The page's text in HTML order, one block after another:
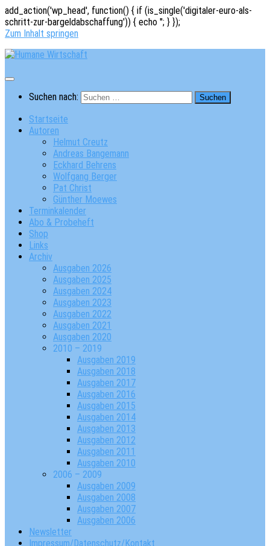
add_action('wp_head', function() { if (is_single('digitaler-euro-als-
schritt-zur-bargeldabschaffung')) { echo ''; } });
Zum Inhalt springen
Suchen nach:
Startseite
Autoren
Helmut Creutz
Andreas Bangemann
Eckhard Behrens
Wolfgang Berger
Pat Christ
Günther Moewes
Terminkalender
Abo & Probeheft
Shop
Links
Archiv
Ausgaben 2026
Ausgaben 2025
Ausgaben 2024
Ausgaben 2023
Ausgaben 2022
Ausgaben 2021
Ausgaben 2020
2010 – 2019
Ausgaben 2019
Ausgaben 2018
Ausgaben 2017
Ausgaben 2016
Ausgaben 2015
Ausgaben 2014
Ausgaben 2013
Ausgaben 2012
Ausgaben 2011
Ausgaben 2010
2006 – 2009
Ausgaben 2009
Ausgaben 2008
Ausgaben 2007
Ausgaben 2006
Newsletter
Impressum/Datenschutz/Kontakt